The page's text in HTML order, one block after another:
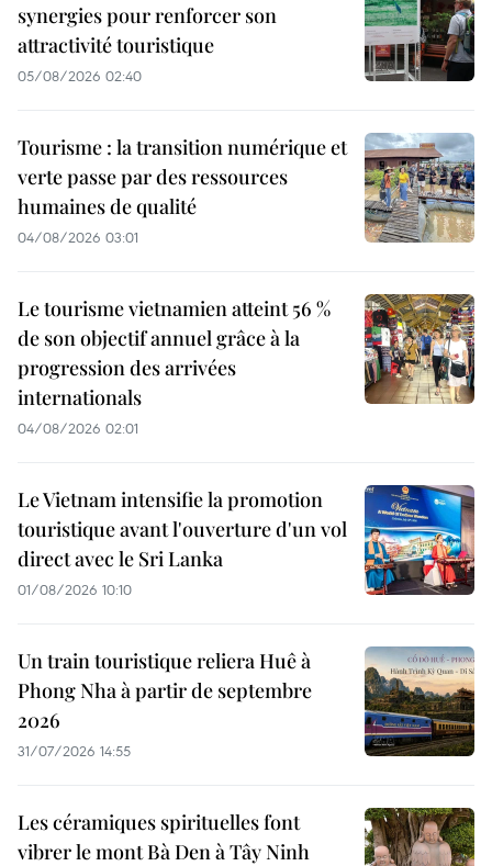
synergies pour renforcer son
attractivité touristique
05/08/2026 02:40
Tourisme : la transition numérique et
verte passe par des ressources
humaines de qualité
04/08/2026 03:01
Le tourisme vietnamien atteint 56 %
de son objectif annuel grâce à la
progression des arrivées
internationals
04/08/2026 02:01
Le Vietnam intensifie la promotion
touristique avant l'ouverture d'un vol
direct avec le Sri Lanka
01/08/2026 10:10
Un train touristique reliera Huê à
Phong Nha à partir de septembre
2026
31/07/2026 14:55
Les céramiques spirituelles font
vibrer le mont Bà Den à Tây Ninh